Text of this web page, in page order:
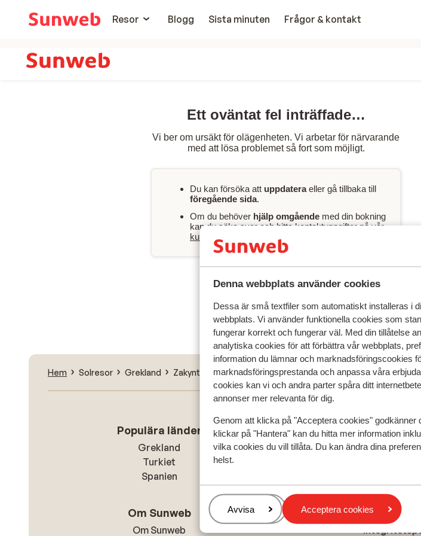
Denna webbplats använder cookies
Dessa är små textfiler som automatiskt installeras i
webbplats. Vi använder funktionella cookies som
fungerar korrekt och fungerar väl. Med din tillåtelse
analytiska cookies för att förbättra vår webbplats,
information du lämnar och marknadsföringscookies
marknadsföringsprestanda och anpassa våra
cookies kan vi och andra parter spåra ditt
annonser mer relevanta för dig.
Genom att klicka på "Acceptera cookies" godkänner
klickar på "Hantera" kan du hitta mer information
vilka cookies du vill tillåta. Du kan ändra dina
helst.
Hantera
Avvisa Acceptera cookies
Resor
Blogg Sista minuten Frågor & kontakt
Ett oväntat fel inträffade…
Vi ber om ursäkt för olägenheten. Vi arbetar för närvarande
med att lösa problemet så fort som möjligt.
Du kan försöka att uppdateraeller gå tillbaka till
föregående sida.
Om du behöver hjälp omgående med din bokning
kan du söka svar och hitta kontaktuppgifter på vår
kundservicesida
Sök & boka
Hem Solresor Grekland Zakynthos Limni Keri Villa Tireda
Populära länder
Grekland
Turkiet
Spanien
Populära
Kreta
Om Sunweb
Om Sunweb
Integritetspolicy